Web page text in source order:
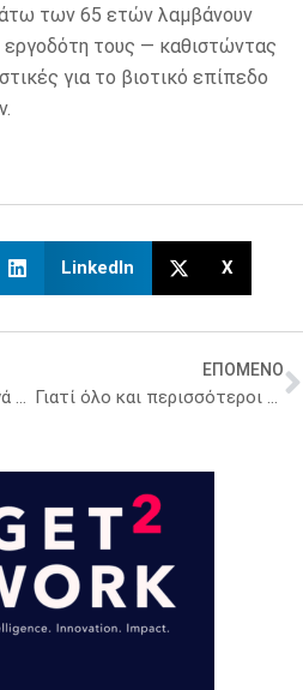
των 65 ετών λαμβάνουν
τους — καθιστώντας
για το βιοτικό επίπεδο
LinkedIn X
Ο Όμιλος ΠΡΟΣΥΦΑΠΕ ξανά στη Φαρμακευτική Σχολή
ΕΠΟΜΕΝΟ
Γιατί όλο και περισσότεροι ασθενείς δεν βρίσκουν τα φάρμακά τους